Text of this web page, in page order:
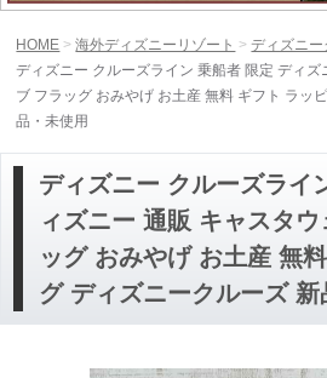
HOME 海外ディズニーリゾート
ディズニ
ディズニー クルーズライン 乗船者 限定 ディズ
ブ フラッグ おみやげ お土産 無料 ギフト ラッ
品・未使用
ディズニー クルーズライ
ィズニー 通販 キャスタ
ッグ おみやげ お土産 無
グ ディズニークルーズ 新